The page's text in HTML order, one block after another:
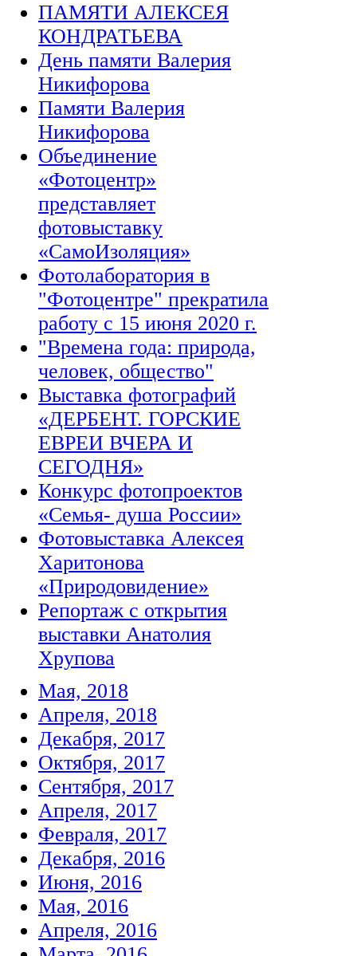
ПАМЯТИ АЛЕКСЕЯ
КОНДРАТЬЕВА
День памяти Валерия
Никифорова
Памяти Валерия
Никифорова
Объединение
«Фотоцентр»
представляет
фотовыставку
«СамоИзоляция»
Фотолаборатория в
"Фотоцентре" прекратила
работу с 15 июня 2020 г.
"Времена года: природа,
человек, общество"
Выставка фотографий
«ДЕРБЕНТ. ГОРСКИЕ
ЕВРЕИ ВЧЕРА И
СЕГОДНЯ»
Конкурс фотопроектов
«Семья- душа России»
Фотовыставка Алексея
Харитонова
«Природовидение»
Репортаж с открытия
выставки Анатолия
Хрупова
Мая, 2018
Апреля, 2018
Декабря, 2017
Октября, 2017
Сентября, 2017
Апреля, 2017
Февраля, 2017
Декабря, 2016
Июня, 2016
Мая, 2016
Апреля, 2016